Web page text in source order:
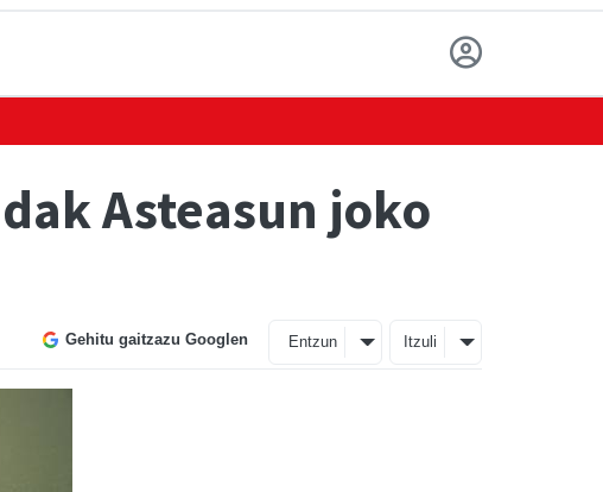
Asteasun joko
Gehitu gaitzazu Googlen Entzun Itzuli